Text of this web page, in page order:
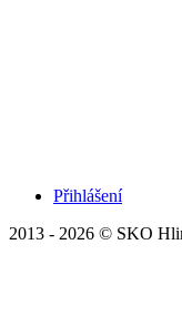
Přihlášení
2013 - 2026 © SKO